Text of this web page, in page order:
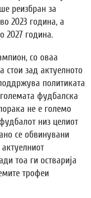
реизбран за
2023 година, а
2027 година.
со оваа
стои зад актуелното
политиката
фудбалска
не е големо
низ целиот
се обвинувани
тоа ги остварија
трофеи